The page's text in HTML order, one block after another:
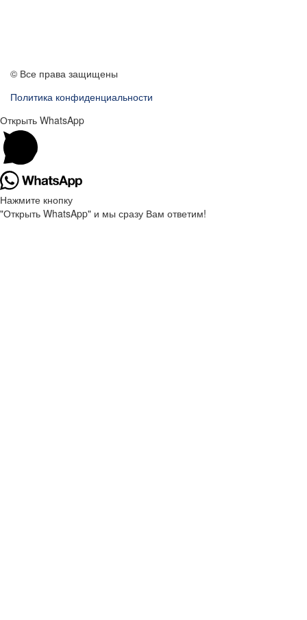
© Все права защищены
Политика конфиденциальности
Открыть WhatsApp
Нажмите кнопку
"Открыть WhatsApp" и мы сразу Вам ответим!